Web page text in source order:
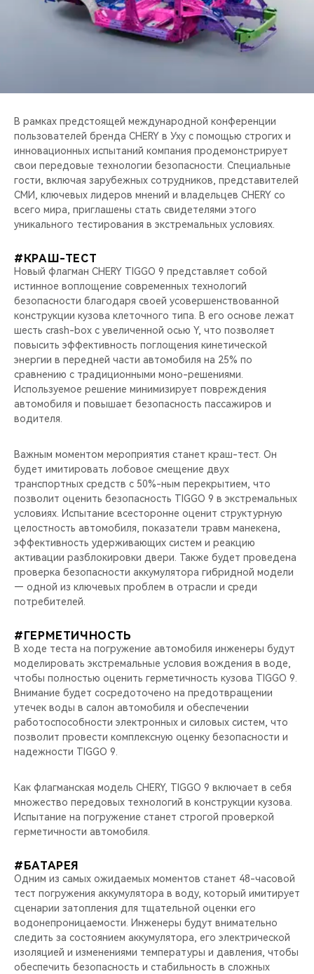
CHERY ДЛЯ ДЕТЕЙ
В рамках предстоящей международной конференции
пользователей бренда CHERY в Уху с помощью строгих и
инновационных испытаний компания продемонстрирует
свои передовые технологии безопасности. Специальные
гости, включая зарубежных сотрудников, представителей
СМИ, ключевых лидеров мнений и владельцев CHERY со
всего мира, приглашены стать свидетелями этого
уникального тестирования в экстремальных условиях.
#КРАШ-ТЕСТ
Новый флагман CHERY TIGGO 9 представляет собой
истинное воплощение современных технологий
безопасности благодаря своей усовершенствованной
конструкции кузова клеточного типа. В его основе лежат
шесть crash-box с увеличенной осью Y, что позволяет
повысить эффективность поглощения кинетической
энергии в передней части автомобиля на 25% по
сравнению с традиционными моно-решениями.
Используемое решение минимизирует повреждения
автомобиля и повышает безопасность пассажиров и
водителя.
Важным моментом мероприятия станет краш-тест. Он
будет имитировать лобовое смещение двух
транспортных средств с 50%-ным перекрытием, что
позволит оценить безопасность TIGGO 9 в экстремальных
условиях. Испытание всесторонне оценит структурную
целостность автомобиля, показатели травм манекена,
эффективность удерживающих систем и реакцию
активации разблокировки двери. Также будет проведена
проверка безопасности аккумулятора гибридной модели
— одной из ключевых проблем в отрасли и среди
потребителей.
#ГЕРМЕТИЧНОСТЬ
В ходе теста на погружение автомобиля инженеры будут
моделировать экстремальные условия вождения в воде,
чтобы полностью оценить герметичность кузова TIGGO 9.
Внимание будет сосредоточено на предотвращении
утечек воды в салон автомобиля и обеспечении
работоспособности электронных и силовых систем, что
позволит провести комплексную оценку безопасности и
надежности TIGGO 9.
Как флагманская модель CHERY, TIGGO 9 включает в себя
множество передовых технологий в конструкции кузова.
Испытание на погружение станет строгой проверкой
герметичности автомобиля.
#БАТАРЕЯ
Одним из самых ожидаемых моментов станет 48-часовой
тест погружения аккумулятора в воду, который имитирует
сценарии затопления для тщательной оценки его
водонепроницаемости. Инженеры будут внимательно
следить за состоянием аккумулятора, его электрической
изоляцией и изменениями температуры и давления, чтобы
обеспечить безопасность и стабильность в сложных